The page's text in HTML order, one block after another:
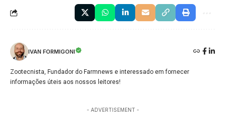
IVAN FORMIGONI
Zootecnista, Fundador do Farmnews e interessado em fornecer
informações úteis aos nossos leitores!
- ADVERTISEMENT -